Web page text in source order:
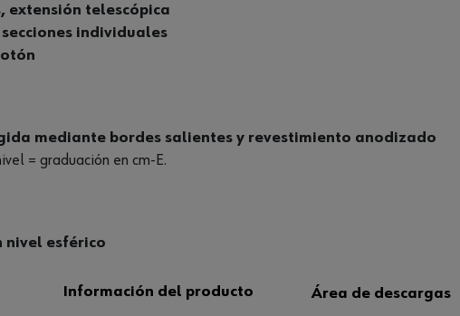
extensión telescópica
individuales
mediante bordes salientes y revestimiento anodizado
= graduación en cm-E.
nivel esférico
Información del producto Área de descargas